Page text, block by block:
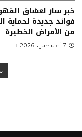
خبر سار لعشاق
فوائد جديدة لحماية
من الأمراض الخطيرة
7 أغسطس، 2026